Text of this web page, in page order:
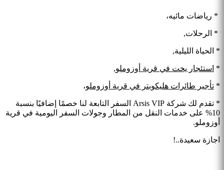
* رياضات مائيه،
* الرحلات,
* الحياة الليلية,
* استئجار يخت في قرية أوزوملو,
* تأجير طائرات هليكوبتر في قرية أوزوملو،
* تقدم لك شركة Arsis VIP السفر التابعة لنا خصمًا إضافيًا بنسبة
10% على خدمات النقل من المطار وجولات السفر اليومية في قرية
أوزوملو.
اجازة سعيدة..!